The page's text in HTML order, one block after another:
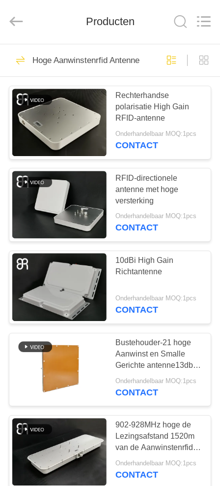
HUIS
PRODUCTEN
VIDEOS
SHOW
ONGEVEER
FABRIEKSREIS
KWALITEITSCONTROLE
CONTACTEER
ONS
NIEUWS
GEVALLEN
VERZOEK
EEN
CITAAT
Co.,LTD..
UHFrfid-Antenne
137
Lange afstandrfid
Antenne
59
Kleine RFID-
Antenne
UHFrfidlezer
21
Producten
Hoge Aanwinstenrfid Antenne
Rechterhandse
polarisatie High Gain
RFID-antenne
Onderhandelbaar MOQ:1pcs
CONTACT
RFID-directionele
antenne met hoge
versterking
Onderhandelbaar MOQ:1pcs
CONTACT
10dBi High Gain
Richtantenne
Onderhandelbaar MOQ:1pcs
CONTACT
Bustehouder-21 hoge
Aanwinst en Smalle
Gerichte antenne13dbic
Cirkelpolarisatie voor
Voertuig Asset
Onderhandelbaar MOQ:1pcs
CONTACT
902-928MHz hoge de
Lezingsafstand 1520m
van de Aanwinstenrfid
Antenne voor
Voertuigbeheer
Onderhandelbaar MOQ:1pcs
CONTACT